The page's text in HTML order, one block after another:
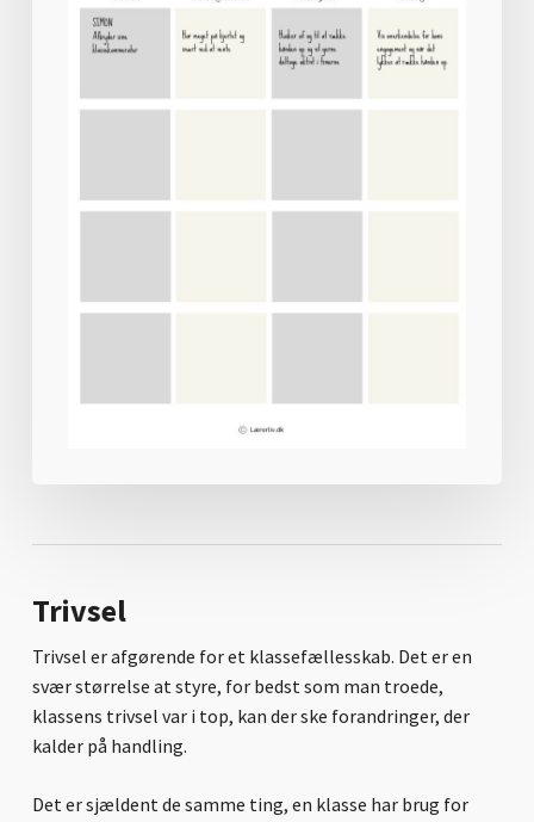
Ingen varer i kurven.
Go to shop
Trivsel
Trivsel er afgørende for et klassefællesskab. Det er en
svær størrelse at styre, for bedst som man troede,
klassens trivsel var i top, kan der ske forandringer, der
kalder på handling.
Det er sjældent de samme ting, en klasse har brug for